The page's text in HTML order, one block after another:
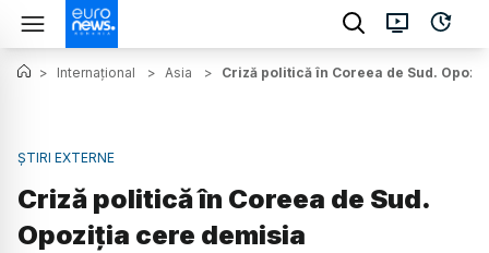
> Internațional > Asia > Criză politică în Coreea de Sud.
ȘTIRI EXTERNE
Criză politică în Coreea de Sud.
Opoziția cere demisia